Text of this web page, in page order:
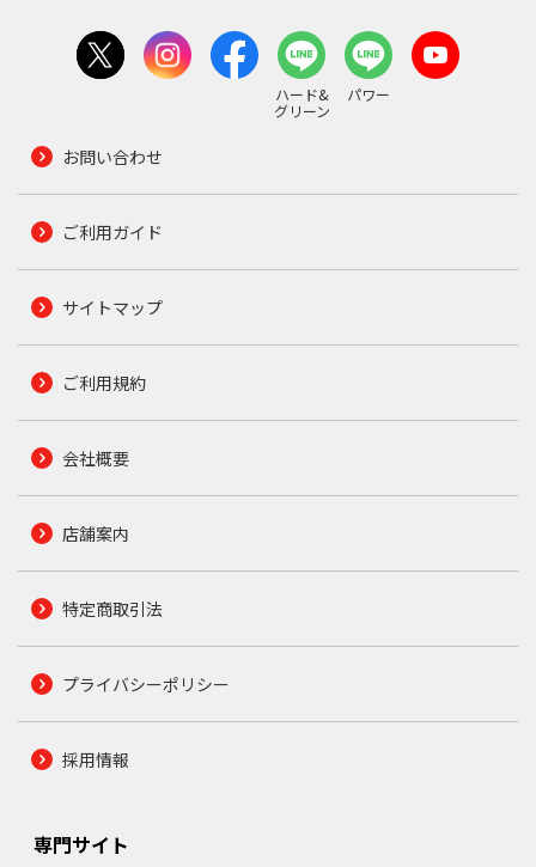
ハード&
グリーン
パワー
お問い合わせ
ご利用ガイド
サイトマップ
ご利用規約
会社概要
店舗案内
特定商取引法
プライバシーポリシー
採用情報
専門サイト